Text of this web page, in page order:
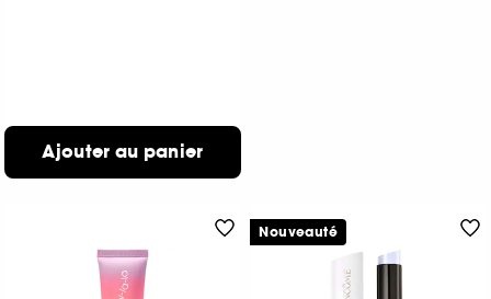
Ajouter au panier
Nouveauté